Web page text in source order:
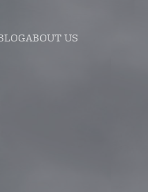
ABOUT US